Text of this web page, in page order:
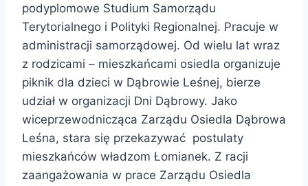
podyplomowe Studium Samorządu
Terytorialnego i Polityki Regionalnej. Pracuje w
administracji samorządowej. Od wielu lat wraz
z rodzicami – mieszkańcami osiedla organizuje
piknik dla dzieci w Dąbrowie Leśnej, bierze
udział w organizacji Dni Dąbrowy. Jako
wiceprzewodnicząca Zarządu Osiedla Dąbrowa
Leśna, stara się przekazywać postulaty
mieszkańców władzom Łomianek. Z racji
zaangażowania w prace Zarządu Osiedla